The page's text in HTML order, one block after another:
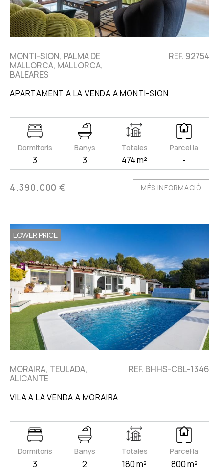
MONTI-SION, PALMA DE
MALLORCA, MALLORCA,
BALEARES
REF. 92754
APARTAMENT A LA VENDA A MONTI-SION
Dormitoris
3
Banys
3
Totales
474 m²
Parcel·la
-
4.390.000 € MÉS INFORMACIÓ
LOWER PRICE
MORAIRA, TEULADA,
ALICANTE
REF. BHHS-CBL-1346
VILA A LA VENDA A MORAIRA
Dormitoris
3
Banys
2
Totales
180 m²
Parcel·la
800 m²